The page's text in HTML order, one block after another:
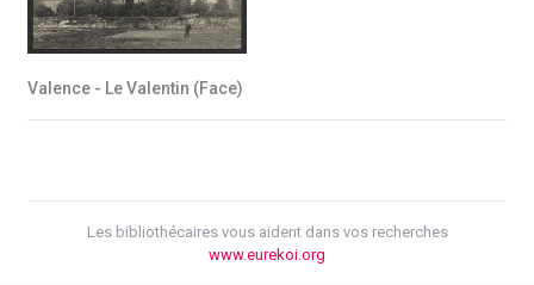
Valence - Le Valentin (Face)
Les bibliothécaires vous aident dans vos recherches
www.eurekoi.org